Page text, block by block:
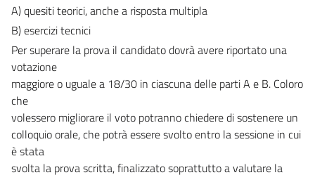
A) quesiti teorici, anche a risposta multipla
B) esercizi tecnici
Per superare la prova il candidato dovrà avere riportato una
votazione
maggiore o uguale a 18/30 in ciascuna delle parti A e B. Coloro
che
volessero migliorare il voto potranno chiedere di sostenere un
colloquio orale, che potrà essere svolto entro la sessione in cui
è stata
svolta la prova scritta, finalizzato soprattutto a valutare la